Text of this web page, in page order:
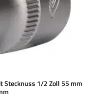
Stecknuss 1/2 Zoll 55 mm